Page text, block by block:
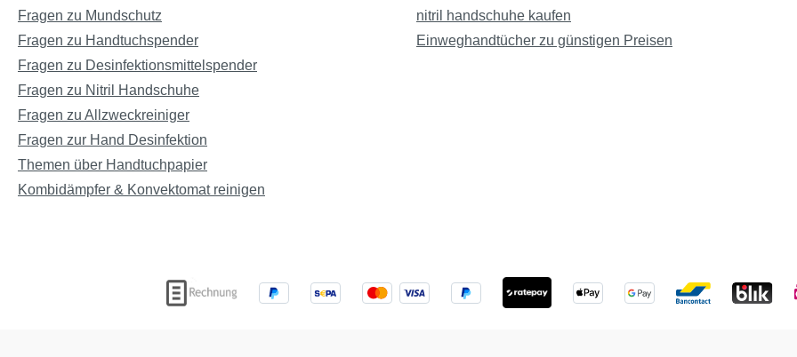
Fragen zu Mundschutz
Fragen zu Handtuchspender
Fragen zu Desinfektionsmittelspender
Fragen zu Nitril Handschuhe
Fragen zu Allzweckreiniger
Fragen zur Hand Desinfektion
Themen über Handtuchpapier
Kombidämpfer & Konvektomat reinigen
nitril handschuhe kaufen
Einweghandtücher zu günstigen Preisen